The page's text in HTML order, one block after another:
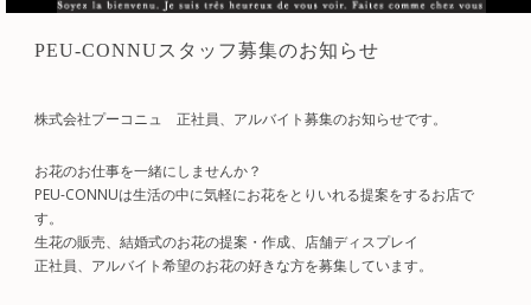
PEU-CONNUスタッフ募集のお知らせ
株式会社プーコニュ 正社員、アルバイト募集のお知らせです。
お花のお仕事を一緒にしませんか？
PEU-CONNUは生活の中に気軽にお花をとりいれる提案をするお店で
す。
生花の販売、結婚式のお花の提案・作成、店舗ディスプレイ
正社員、アルバイト希望のお花の好きな方を募集しています。